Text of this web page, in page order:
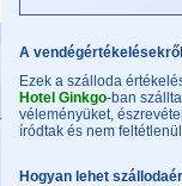
A
Ezek a szálloda
Hotel Ginkgo-ban
véleményüket,
íródtak és nem
Hogyan lehet